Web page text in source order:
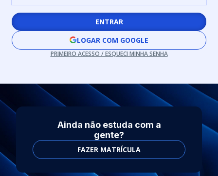
ENTRAR
LOGAR COM GOOGLE
PRIMEIRO ACESSO / ESQUECI MINHA SENHA
Ainda não estuda com a
gente?
FAZER MATRÍCULA